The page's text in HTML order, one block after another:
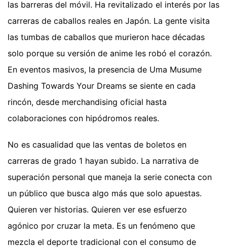
las barreras del móvil. Ha revitalizado el interés por las
carreras de caballos reales en Japón. La gente visita
las tumbas de caballos que murieron hace décadas
solo porque su versión de anime les robó el corazón.
En eventos masivos, la presencia de Uma Musume
Dashing Towards Your Dreams se siente en cada
rincón, desde merchandising oficial hasta
colaboraciones con hipódromos reales.
No es casualidad que las ventas de boletos en
carreras de grado 1 hayan subido. La narrativa de
superación personal que maneja la serie conecta con
un público que busca algo más que solo apuestas.
Quieren ver historias. Quieren ver ese esfuerzo
agónico por cruzar la meta. Es un fenómeno que
mezcla el deporte tradicional con el consumo de